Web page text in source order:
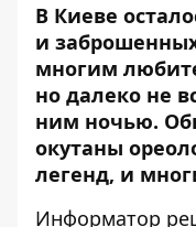
В Киеве
и
многим
но далеко не
ним ночью.
окутаны
легенд, и
Информатор